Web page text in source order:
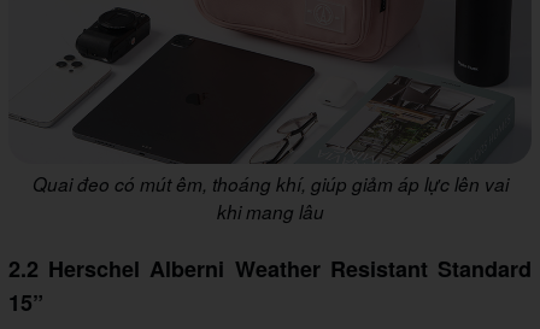
Quai đeo có mút êm, thoáng khí, giúp giảm áp lực lên vai
khi mang lâu
2.2 Herschel Alberni Weather Resistant Standard
15”